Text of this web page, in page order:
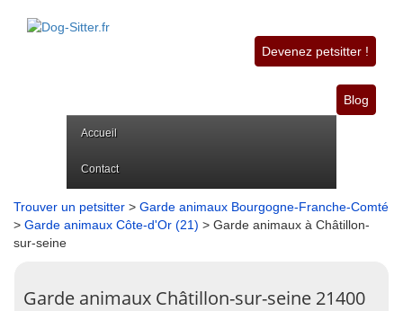
Devenez petsitter !
Blog
Accueil
Contact
Trouver un petsitter > Garde animaux Bourgogne-Franche-Comté
> Garde animaux Côte-d'Or (21) > Garde animaux à Châtillon-
sur-seine
Garde animaux Châtillon-sur-seine 21400